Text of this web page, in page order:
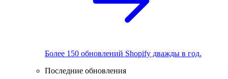
Более 150 обновлений Shopify дважды в год.
Последние обновления